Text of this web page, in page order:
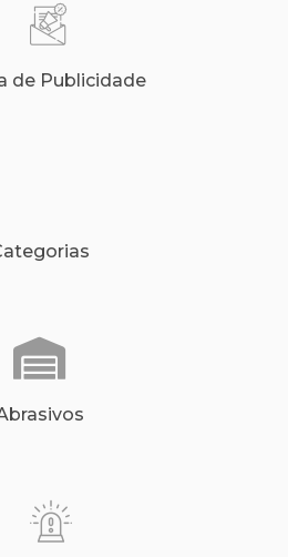
de Publicidade